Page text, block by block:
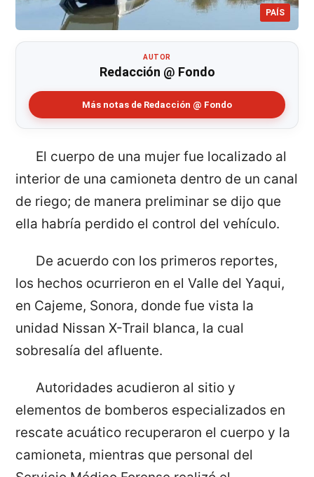
PAÍS
AUTOR
Redacción @ Fondo
Más notas de Redacción @ Fondo
El cuerpo de una mujer fue localizado al
interior de una camioneta dentro de un canal
de riego; de manera preliminar se dijo que
ella habría perdido el control del vehículo.
De acuerdo con los primeros reportes,
los hechos ocurrieron en el Valle del Yaqui,
en Cajeme, Sonora, donde fue vista la
unidad Nissan X-Trail blanca, la cual
sobresalía del afluente.
Autoridades acudieron al sitio y
elementos de bomberos especializados en
rescate acuático recuperaron el cuerpo y la
camioneta, mientras que personal del